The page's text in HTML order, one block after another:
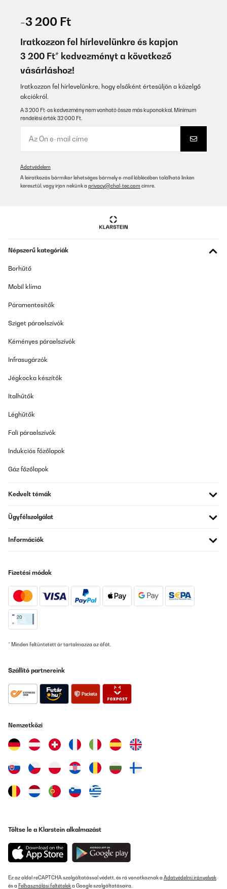
-3 200 Ft
Iratkozzon fel hírlevelünkre és kapjon
3 200 Ft* kedvezményt a következő
vásárláshoz!
Iratkozzon fel hírlevelünkre, hogy elsőként értesüljön a közelgő
akciókról.
A 3 200 Ft-os kedvezmény nem vonható össze más kuponokkal. Minimum
rendelési érték 32 000 Ft.
Adatvédelem
A leiratkozás bármikor lehetséges bármely e-mail láblécében található linken
keresztül, vagy írjon nekünk a privacy@chal-tec.com címre.
Népszerű kategóriák
Borhűtő
Mobil klíma
Páramentesítők
Sziget páraelszívók
Kéményes páraelszívók
Infrasugárzók
Jégkocka készítők
Italhűtők
Léghűtők
Fali páraelszívók
Indukciós főzőlapok
Gáz főzőlapok
Kedvelt témák
Ügyfélszolgálat
Információk
Fizetési módok
* Minden feltüntetett ár tartalmazza az áfát.
Szállító partnereink
Nemzetközi
Töltse le a Klarstein alkalmazást
Ez az oldal reCAPTCHA szolgáltatással védett, és rá vonatkoznak a Adatvédelmi irányelvek
és a Felhasználási feltételeka Google szolgáltatásaira.